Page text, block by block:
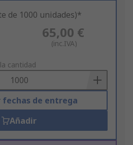
de 1000 unidades)*
65,00 €
(inc.IVA)
cantidad
fechas de entrega
Añadir